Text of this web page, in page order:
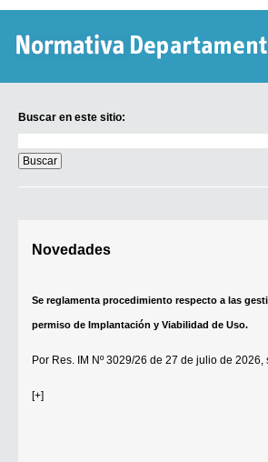
Buscar en este sitio:
en
este
sitio:
Novedades
Se reglamenta procedimiento respecto a las
permiso de Implantación y Viabilidad de Uso.
Por Res. IM Nº 3029/26 de 27 de julio de 2026,
[+]